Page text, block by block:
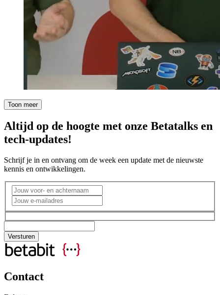
Toon meer
Altijd op de hoogte met onze Betatalks en
tech-updates!
Schrijf je in en ontvang om de week een update met de nieuwste
kennis en ontwikkelingen.
Contact